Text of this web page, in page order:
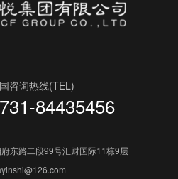
咨询热线(TEL)
84435456
东路二段99号汇财国际11栋9层